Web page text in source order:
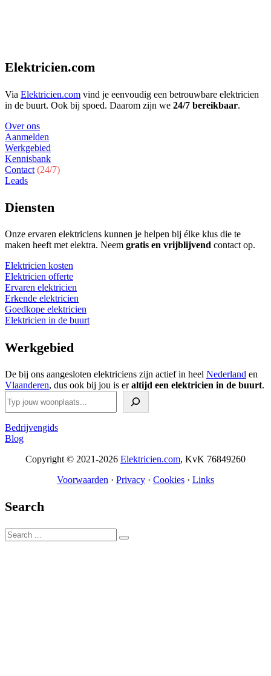
Elektricien.com
Via Elektricien.com vind je eenvoudig een betrouwbare elektricien
in de buurt. Ook bij spoed. Daarom zijn we 24/7 bereikbaar.
Over ons
Aanmelden
Werkgebied
Kennisbank
Contact (24/7)
Leads
Diensten
Onze ervaren elektriciens kunnen je helpen bij élke klus die te
maken heeft met elektra. Neem gratis en vrijblijvend contact op.
Elektricien kosten
Elektricien offerte
Ervaren elektricien
Erkende elektricien
Goedkope elektricien
Elektricien in de buurt
Werkgebied
De bij ons aangesloten elektriciens zijn actief in heel Nederland en
Vlaanderen, dus ook bij jou is eraltijd een elektricien in de buurt.
Bedrijvengids
Blog
Copyright © 2021-2026 Elektricien.com, KvK 76849260
Voorwaarden · Privacy · Cookies · Links
Search